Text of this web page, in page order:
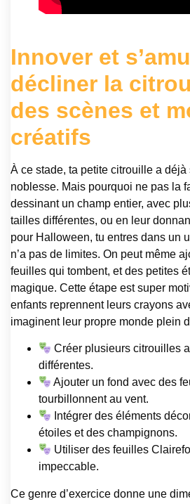
Innover et
décliner la
des scènes et
créatifs
À ce stade, ta petite citrouille a déjà
noblesse. Mais pourquoi ne pas la
dessinant un champ entier, avec
tailles différentes, ou en leur
pour Halloween, tu entres dans un
n’a pas de limites. On peut même
feuilles qui tombent, et des petites
magique. Cette étape est super
enfants reprennent leurs crayons
imaginent leur propre monde plein
Créer plusieurs citrouilles
différentes.
Ajouter un fond avec des
tourbillonnent au vent.
Intégrer des éléments
étoiles et des champignons.
Utiliser des feuilles
impeccable.
Ce genre d’exercice donne une